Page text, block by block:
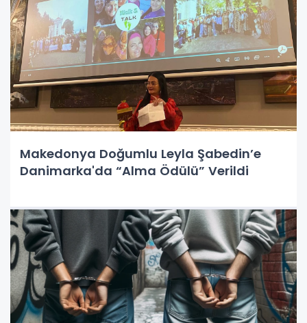
Makedonya Doğumlu Leyla Şabedin’e
Danimarka'da “Alma Ödülü” Verildi